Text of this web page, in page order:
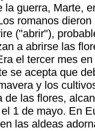
la guerra, Marte,
romanos
("abrir"),
a abrirse las
el tercer mes
se acepta que
y los
de las flores,
1 de mayo. En
las aldeas